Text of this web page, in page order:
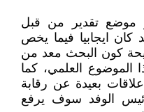
موضع تقدير من قبل
كان ايجابيا فيما يخص
كون البحث معد من
الموضوع العلمي، كما
بعيدة عن رقابة
الوفد سوف يرفع